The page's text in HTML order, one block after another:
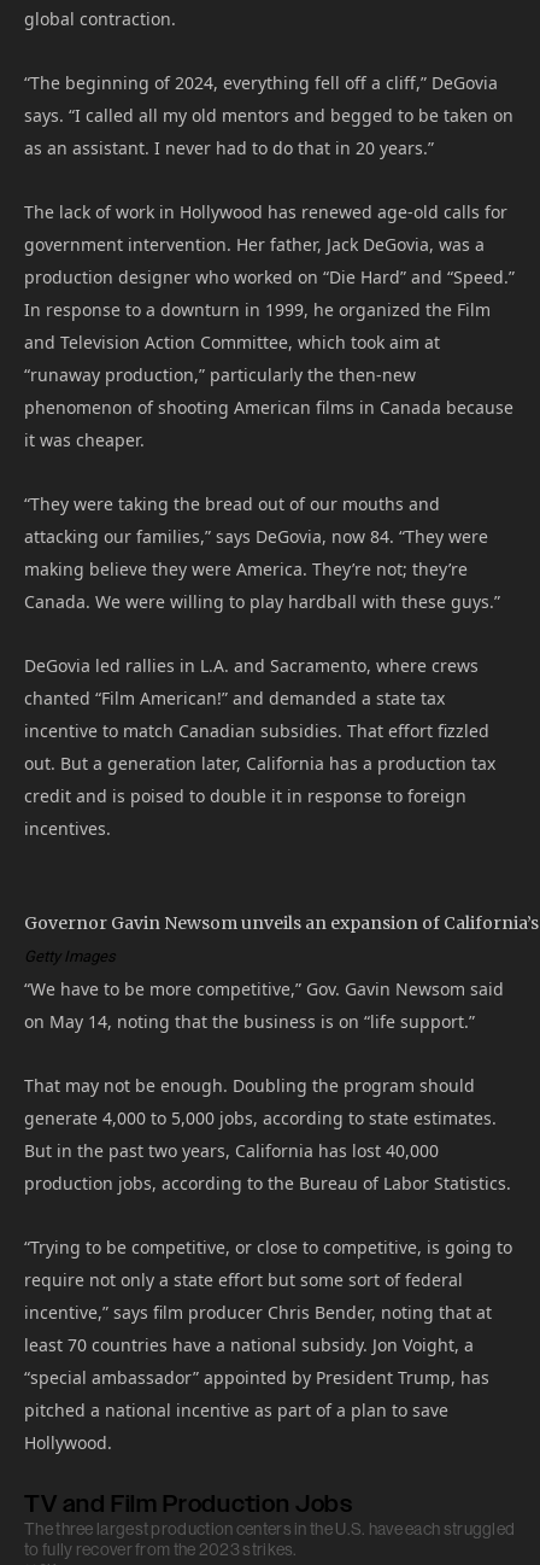
global contraction.
“The beginning of 2024, everything fell off a cliff,” DeGovia
says. “I called all my old mentors and begged to be taken on
as an assistant. I never had to do that in 20 years.”
The lack of work in Hollywood has renewed age-old calls for
government intervention. Her father, Jack DeGovia, was a
production designer who worked on “Die Hard” and “Speed.”
In response to a downturn in 1999, he organized the Film
and Television Action Committee, which took aim at
“runaway production,” particularly the then-new
phenomenon of shooting American films in Canada because
it was cheaper.
“They were taking the bread out of our mouths and
attacking our families,” says DeGovia, now 84. “They were
making believe they were America. They’re not; they’re
Canada. We were willing to play hardball with these guys.”
DeGovia led rallies in L.A. and Sacramento, where crews
chanted “Film American!” and demanded a state tax
incentive to match Canadian subsidies. That effort fizzled
out. But a generation later, California has a production tax
credit and is poised to double it in response to foreign
incentives.
Governor Gavin Newsom unveils an expansion of
Getty Images
“We have to be more competitive,” Gov. Gavin Newsom said
on May 14, noting that the business is on “life support.”
That may not be enough. Doubling the program should
generate 4,000 to 5,000 jobs, according to state estimates.
But in the past two years, California has lost 40,000
production jobs, according to the Bureau of Labor Statistics.
“Trying to be competitive, or close to competitive, is going to
require not only a state effort but some sort of federal
incentive,” says film producer Chris Bender, noting that at
least 70 countries have a national subsidy. Jon Voight, a
“special ambassador” appointed by President Trump, has
pitched a national incentive as part of a plan to save
Hollywood.